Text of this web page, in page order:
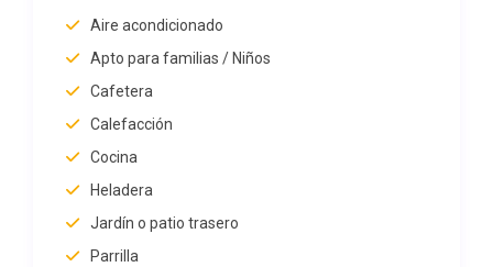
Aire acondicionado
Apto para familias / Niños
Cafetera
Calefacción
Cocina
Heladera
Jardín o patio trasero
Parrilla